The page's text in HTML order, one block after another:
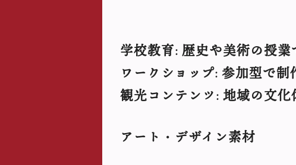
学校教育: 歴史や美術の授業
ワークショップ: 参加型で制
観光コンテンツ: 地域の文化
アート・デザイン素材